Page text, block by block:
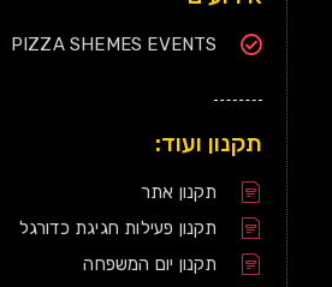
PIZZA SHEMES EVENTS
תקנון ועוד:
תקנון אתר
תקנון פעילות חגיגת כדורגל
תקנון יום המשפחה